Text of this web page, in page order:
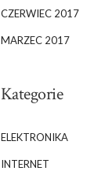
CZERWIEC 2017
MARZEC 2017
Kategorie
ELEKTRONIKA
INTERNET